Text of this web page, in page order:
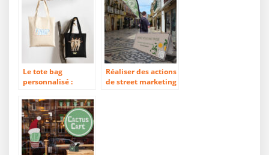
Le tote bag
personnalisé :
incontournable
dans une
communication
d’entreprise
Réaliser des actions
de street marketing